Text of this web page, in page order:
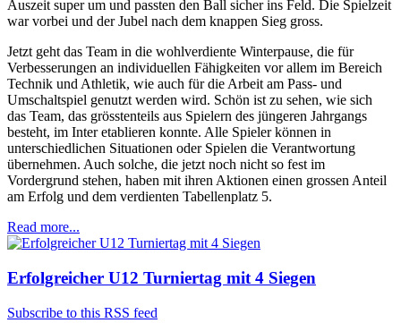
Auszeit super um und passten den Ball sicher ins Feld. Die Spielzeit
war vorbei und der Jubel nach dem knappen Sieg gross.
Jetzt geht das Team in die wohlverdiente Winterpause, die für
Verbesserungen an individuellen Fähigkeiten vor allem im Bereich
Technik und Athletik, wie auch für die Arbeit am Pass- und
Umschaltspiel genutzt werden wird. Schön ist zu sehen, wie sich
das Team, das grösstenteils aus Spielern des jüngeren Jahrgangs
besteht, im Inter etablieren konnte. Alle Spieler können in
unterschiedlichen Situationen oder Spielen die Verantwortung
übernehmen. Auch solche, die jetzt noch nicht so fest im
Vordergrund stehen, haben mit ihren Aktionen einen grossen Anteil
am Erfolg und dem verdienten Tabellenplatz 5.
Read more...
Erfolgreicher U12 Turniertag mit 4 Siegen
Subscribe to this RSS feed